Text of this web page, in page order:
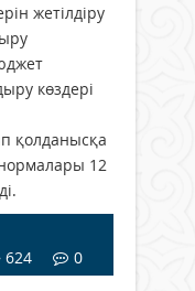
жетілдіру
көздері
қолданысқа
12
624 0